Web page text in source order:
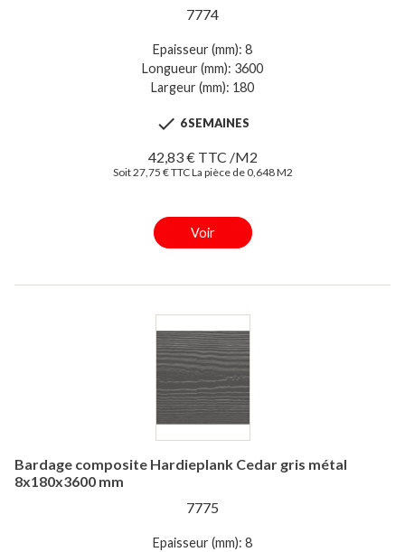
7774
Epaisseur (mm): 8
Longueur (mm): 3600
Largeur (mm): 180
 6 SEMAINES
42,83 € TTC /M2
Soit 27,75 € TTC La pièce de 0,648 M2
Voir
Bardage composite Hardieplank Cedar gris métal
8x180x3600 mm
7775
Epaisseur (mm): 8